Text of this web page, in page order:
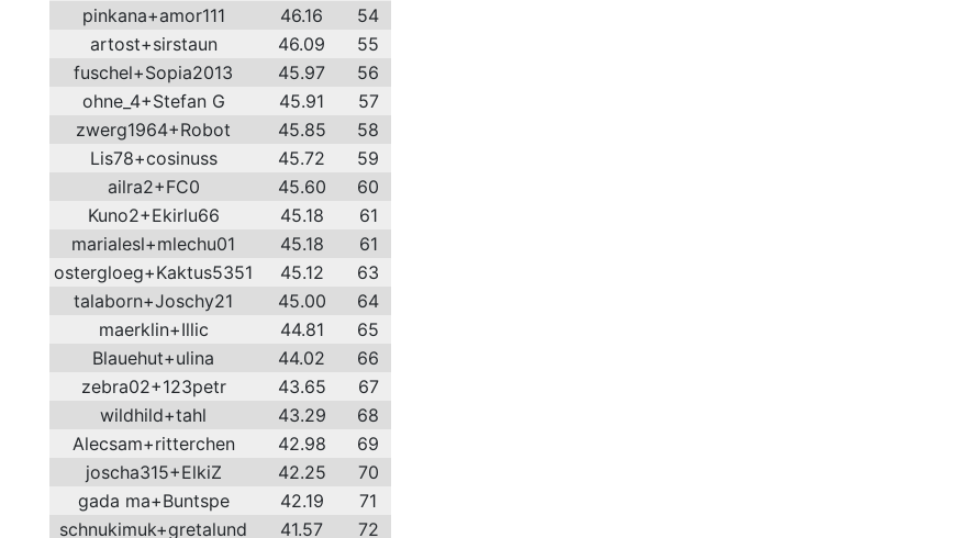
pinkana+amor111
46.16
54
artost+sirstaun
46.09
55
fuschel+Sopia2013
45.97
56
ohne_4+Stefan G
45.91
57
zwerg1964+Robot
45.85
58
Lis78+cosinuss
45.72
59
ailra2+FC0
45.60
60
Kuno2+Ekirlu66
45.18
61
marialesl+mlechu01
45.18
61
ostergloeg+Kaktus5351
45.12
63
talaborn+Joschy21
45.00
64
maerklin+Illic
44.81
65
Blauehut+ulina
44.02
66
zebra02+123petr
43.65
67
wildhild+tahl
43.29
68
Alecsam+ritterchen
42.98
69
joscha315+ElkiZ
42.25
70
gada ma+Buntspe
42.19
71
schnukimuk+gretalund
41.57 72